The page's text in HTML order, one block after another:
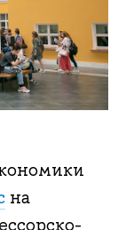
на